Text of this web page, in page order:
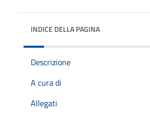
INDICE DELLA PAGINA
Descrizione
A cura di
Allegati